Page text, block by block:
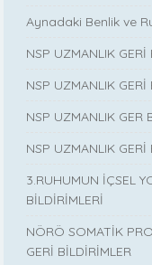
Aynadaki Benlik ve
NSP UZMANLIK GERİ
NSP UZMANLIK GERİ
NSP UZMANLIK GER
NSP UZMANLIK GERİ
3.RUHUMUN İÇSEL
BİLDİRİMLERİ
NÖRÖ SOMATİK
GERİ BİLDİRİMLER